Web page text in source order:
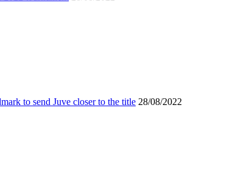
to send Juve closer to the title 28/08/2022